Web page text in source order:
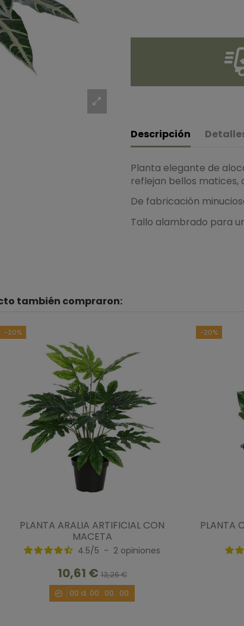
Descripción
Planta elegante de
reflejan bellos matices,
De fabricación
Tallo alambrado para
1estrella
Ordenar las opiniones
Opinión verificada
se ve bastante real.
también compraron:
-20%
PLANTA ARALIA ARTIFICIAL CON
MACETA
4.5/5 - 2 opiniones
10,61 €13,26 €
00 d. 00 : 00 : 00
-20%
PLANTA